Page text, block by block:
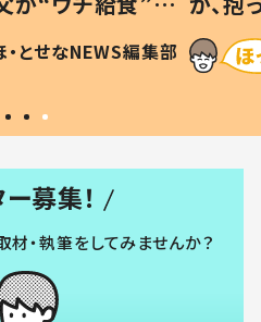
とは #令和の親
・とせなNEWS編集部 「涙が
い」
募集！
材・執筆をしてみませんか？